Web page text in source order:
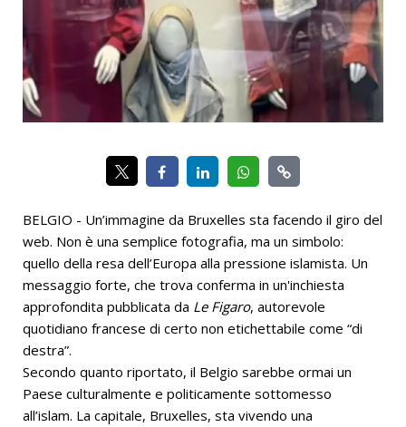
BELGIO - Un’immagine da Bruxelles sta facendo il giro del
web. Non è una semplice fotografia, ma un simbolo:
quello della resa dell’Europa alla pressione islamista. Un
messaggio forte, che trova conferma in un'inchiesta
approfondita pubblicata da Le Figaro, autorevole
quotidiano francese di certo non etichettabile come “di
destra”.
Secondo quanto riportato, il Belgio sarebbe ormai un
Paese culturalmente e politicamente sottomesso
all’islam. La capitale, Bruxelles, sta vivendo una